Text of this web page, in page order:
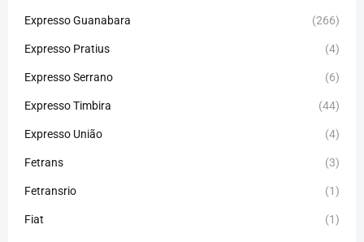
Expresso Guanabara (266)
Expresso Pratius (4)
Expresso Serrano (6)
Expresso Timbira (44)
Expresso União (4)
Fetrans (3)
Fetransrio (1)
Fiat (1)